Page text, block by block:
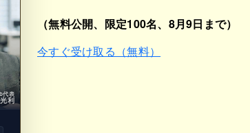
代表
利
（無料公開、限定100名、8月9日まで）
今すぐ受け取る（無料）